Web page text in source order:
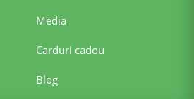
Media
Carduri cadou
Blog